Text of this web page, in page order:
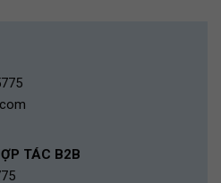
cho bé 3-5 tuổi
thì sẽ là bước giúp bé xây
khi chuyển sang xe đạp có
có trọng lượng nhẹ, khung
đến 14 inch.
TÁC B2B